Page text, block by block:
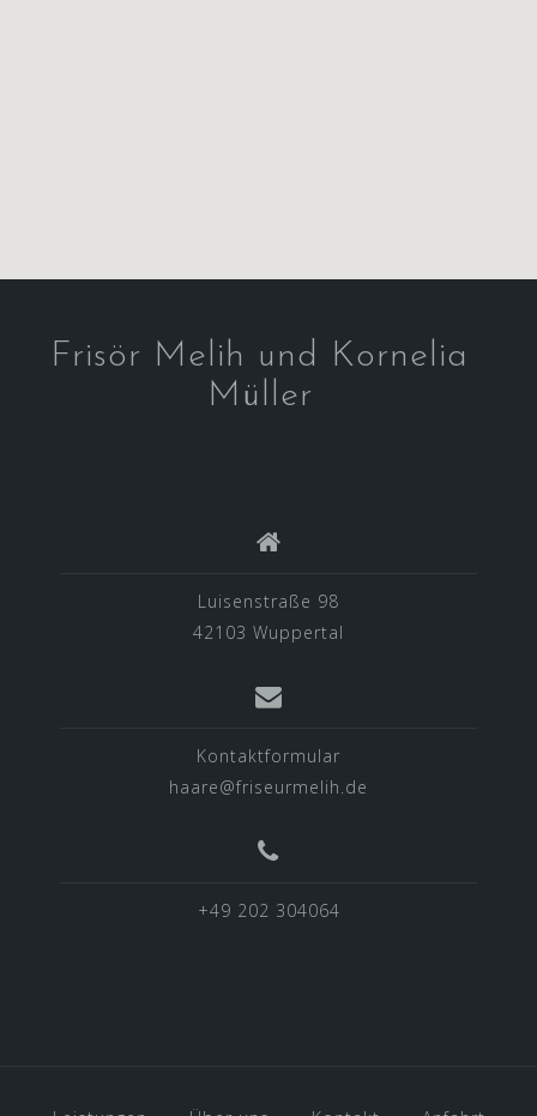
Frisör Melih und Kornelia
Müller
Luisenstraße 98
42103 Wuppertal
Kontaktformular
haare@friseurmelih.de
+49 202 304064